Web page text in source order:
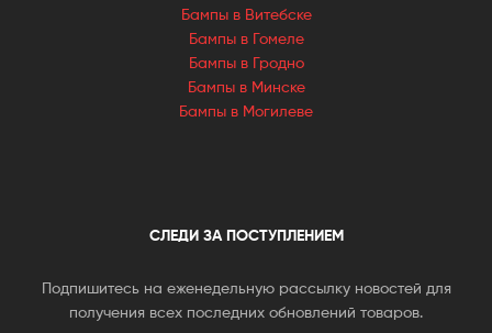
Бампы в Витебске
Бампы в Гомеле
Бампы в Гродно
Бампы в Минске
Бампы в Могилеве
СЛЕДИ ЗА ПОСТУПЛЕНИЕМ
Подпишитесь на еженедельную рассылку новостей для
получения всех последних обновлений товаров.